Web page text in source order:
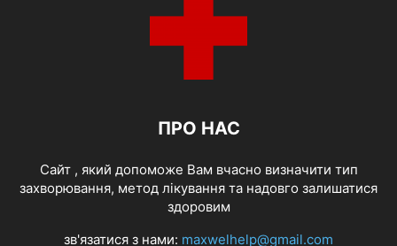
ПРО НАС
Cайт , який допоможе Вам вчасно визначити тип
захворювання, метод лікування та надовго залишатися
здоровим
зв'язатися з нами: maxwelhelp@gmail.com